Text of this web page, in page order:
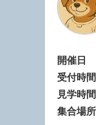
開催日
受付時
見学時
集合場